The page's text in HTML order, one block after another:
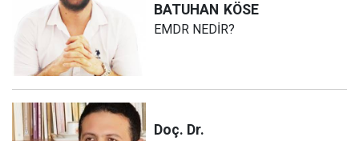
BATUHAN KÖSE
EMDR NEDİR?
Doç. Dr.